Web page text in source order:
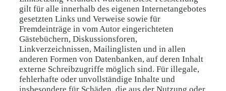
gilt für alle innerhalb des eigenen Internetangebotes
gesetzten Links und Verweise sowie für
Fremdeinträge in vom Autor eingerichteten
Gästebüchern, Diskussionsforen,
Linkverzeichnissen, Mailinglisten und in allen
anderen Formen von Datenbanken, auf deren Inhalt
externe Schreibzugriffe möglich sind. Für illegale,
fehlerhafte oder unvollständige Inhalte und
insbesondere für Schäden, die aus der Nutzung oder